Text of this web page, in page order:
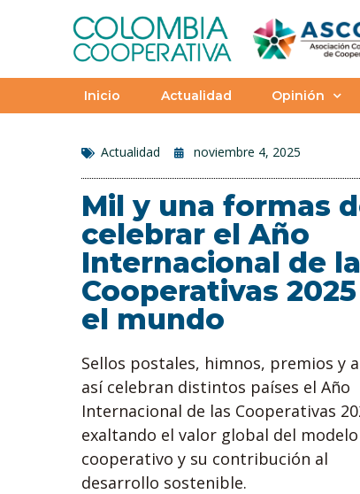
Inicio Actualidad Opinión
Actualidad noviembre 4, 2025
Mil y una formas
celebrar el Año
Internacional de
Cooperativas
el mundo
Sellos postales, himnos, premios y
así celebran distintos países el Año
Internacional de las Cooperativas
exaltando el valor global del modelo
cooperativo y su contribución al
desarrollo sostenible.